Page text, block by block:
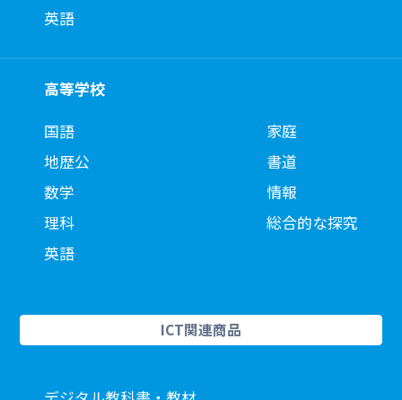
英語
高等学校
国語
地歴公
数学
理科
英語
家庭
書道
情報
総合的な探究
ICT関連商品